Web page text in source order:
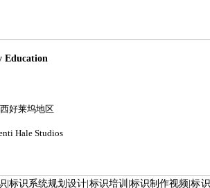
Education
好莱坞地区
Hale Studios